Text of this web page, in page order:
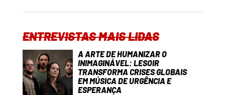
ENTREVISTAS MAIS LIDAS
A ARTE DE HUMANIZAR O
INIMAGINÁVEL: LESOIR
TRANSFORMA CRISES GLOBAIS
EM MÚSICA DE URGÊNCIA E
ESPERANÇA